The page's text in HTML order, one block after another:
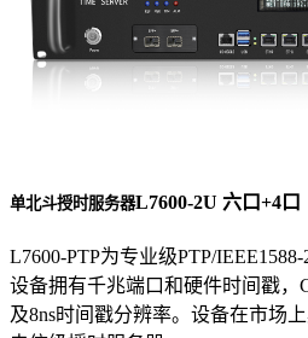
单北斗授时服务器L7600-2U 六口+4口
L7600-PTP为专业级PTP/
设备拥有千兆端口和硬件时间戳，
及8ns时间戳分辨率。设备在市场